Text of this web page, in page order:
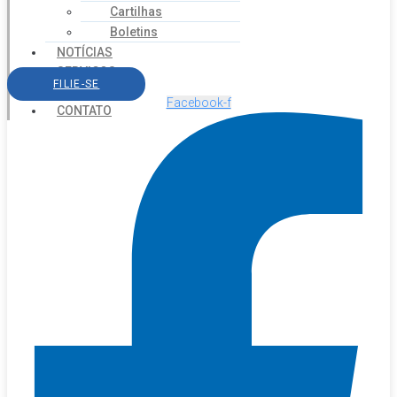
Cartilhas
Boletins
NOTÍCIAS
SERVIÇOS
AGENDA
CONTATO
FILIE-SE
Facebook-f